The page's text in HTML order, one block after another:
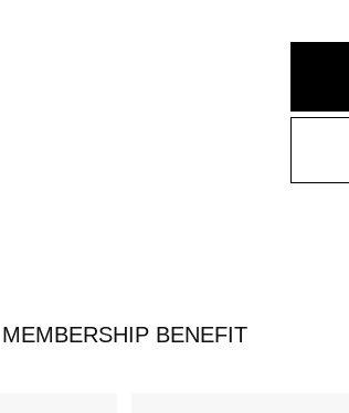
MEMBERSHIP BENEFIT